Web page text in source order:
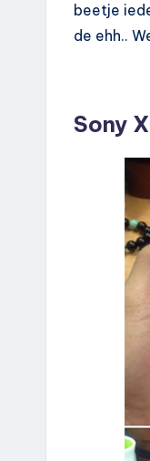
beetje
de ehh..
Sony